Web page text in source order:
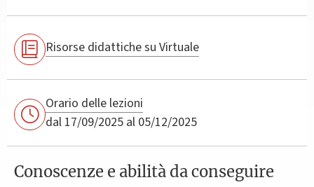
Risorse didattiche su Virtuale
Orario delle lezioni
dal 17/09/2025 al 05/12/2025
Conoscenze e abilità da conseguire